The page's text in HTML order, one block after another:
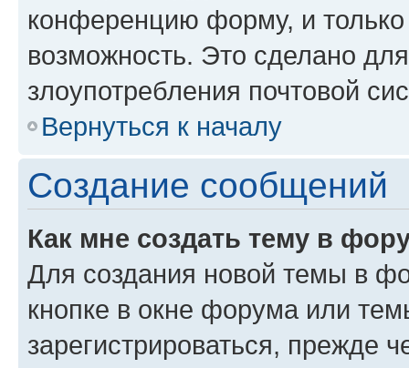
конференцию форму, и
возможность. Это сделано
злоупотребления почтовой
Вернуться к началу
Создание сообщений
Как мне создать тему в
Для создания новой темы в
кнопке в окне форума или
зарегистрироваться, прежде